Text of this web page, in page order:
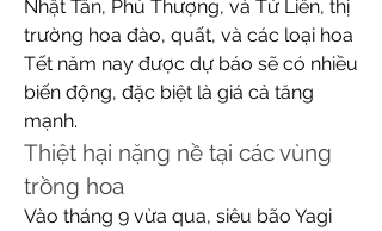
Nhật Tân, Phú Thượng, và Tứ Liên, thị
trường hoa đào, quất, và các loại hoa
Tết năm nay được dự báo sẽ có nhiều
biến động, đặc biệt là giá cả tăng
mạnh.
Thiệt hại nặng nề tại các vùng
trồng hoa
Vào tháng 9 vừa qua, siêu bão Yagi